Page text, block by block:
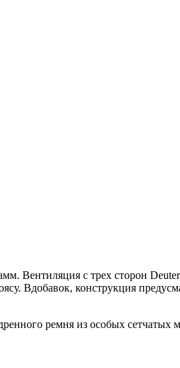
Вентиляция с трех сторон
Вдобавок, конструкция
ремня из особых сетчатых